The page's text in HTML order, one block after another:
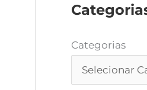
Categorias